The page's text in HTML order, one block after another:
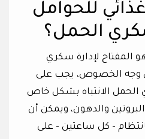
للحوامل
الحمل؟
المفتاح لإدارة سكري
وجه الخصوص، يجب على
الحمل الانتباه بشكل خاص
والدهون، ويمكن أن
– كل ساعتين – على